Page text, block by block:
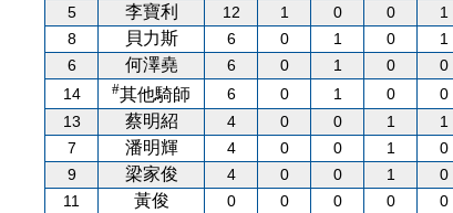
5
李寶利 12 1 0 0
1
8
貝力斯 6 0 1 0
1
6
何澤堯 6 0 1 0
0
14
#其他騎師 6 0 1 0
0
13
蔡明紹 4 0 0 1
1
7
潘明輝 4 0 0 1
0
9
梁家俊 4 0 0 1
0
11
黃俊 0 0 0 0 0